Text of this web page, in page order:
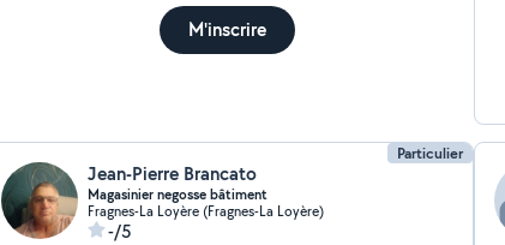
M'inscrire
Particulier
Jean-Pierre Brancato
Magasinier negosse bâtiment
Fragnes-La Loyère (Fragnes-La Loyère)
-/5